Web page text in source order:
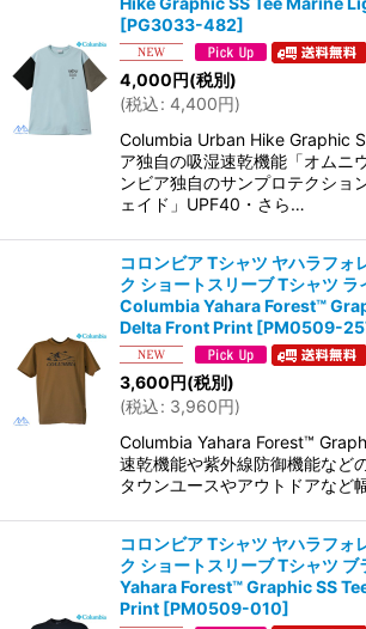
[PG3033-482]
4,000円(税別)
(税込: 4,400円)
Columbia Urban Hike Graphic
ア独自の吸湿速乾機能「オムニ
ンビア独自のサンプロテクショ
ェイド」UPF40・さら…
コロンビア Tシャツ ヤハラフォ
ク ショートスリーブ Tシャツ ラ
Columbia Yahara Forest™
Delta Front Print [PM0509-
3,600円(税別)
(税込: 3,960円)
Columbia Yahara Forest™
速乾機能や紫外線防御機能など
タウンユースやアウトドアなど
コロンビア Tシャツ ヤハラフォ
ク ショートスリーブ Tシャツ
Yahara Forest™ Graphic SS
Print [PM0509-010]